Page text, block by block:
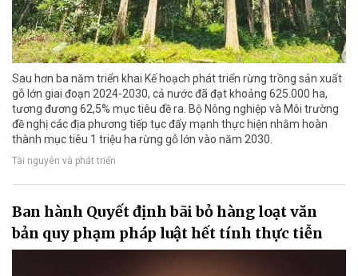
Sau hơn ba năm triển khai Kế hoạch phát triển rừng trồng sản xuất
gỗ lớn giai đoạn 2024-2030, cả nước đã đạt khoảng 625.000 ha,
tương đương 62,5% mục tiêu đề ra. Bộ Nông nghiệp và Môi trường
đề nghị các địa phương tiếp tục đẩy mạnh thực hiện nhằm hoàn
thành mục tiêu 1 triệu ha rừng gỗ lớn vào năm 2030.
Tài nguyên và phát triển
Ban hành Quyết định bãi bỏ hàng loạt văn
bản quy phạm pháp luật hết tính thực tiễn